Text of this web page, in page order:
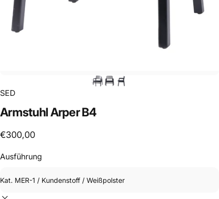
SED
ArmstuhlArperB4
€300,00
Ausführung